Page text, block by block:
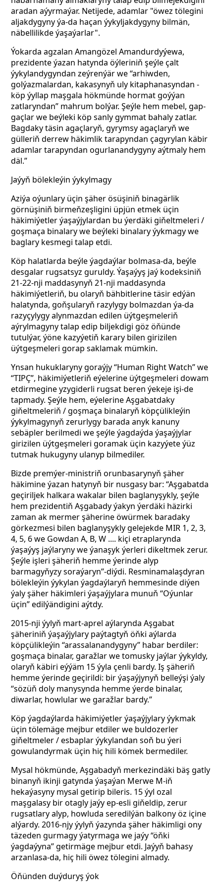
aradan aýyrmaýar. Netijede, adamlar "öwez tölegini
aljakdygyny ýa-da haçan ýykyljakdygyny bilmän,
näbellilikde ýaşaýarlar".
Ýokarda agzalan Amangözel Amandurdyýewa,
prezidente ýazan hatynda öýleriniň şeýle çalt
ýykylandygyndan zeýrenýär we “arhiwden,
golýazmalardan, kakasynyň uly kitaphanasyndan -
köp ýyllap maşgala hökmünde hormat goýýan
zatlaryndan” mahrum bolýar. Şeýle hem mebel, gap-
gaçlar we beýleki köp sanly gymmat bahaly zatlar.
Bagdaky täsin agaçlaryň, gyrymsy agaçlaryň we
gülleriň derrew häkimlik tarapyndan çagyrylan käbir
adamlar tarapyndan ogurlanandygyny aýtmaly hem
däl.”
Jaýyň bölekleýin ýykylmagy
Aziýa oýunlary üçin şäher ösüşiniň binagärlik
görnüşiniň birmeňzeşligini üpjün etmek üçin
häkimiýetler ýaşaýjylardan bu ýerdäki giňeltmeleri /
goşmaça binalary we beýleki binalary ýykmagy we
baglary kesmegi talap etdi.
Köp halatlarda beýle ýagdaýlar bolmasa-da, beýle
desgalar rugsatsyz guruldy. Ýaşaýyş jaý kodeksiniň
21-22-nji maddasynyň 21-nji maddasynda
häkimiýetleriň, bu olaryň bähbitlerine täsir edýän
halatynda, goňşularyň razylygy bolmazdan ýa-da
razyçylygy alynmazdan edilen üýtgeşmeleriň
aýrylmagyny talap edip biljekdigi göz öňünde
tutulýar, ýöne kazyýetiň karary bilen girizilen
üýtgeşmeleri gorap saklamak mümkin.
Ynsan hukuklaryny goraýjy “Human Right Watch” we
“TIPÇ”, häkimiýetleriň eýelerine üýtgeşmeleri dowam
etdirmegine yzygiderli rugsat beren ýekeje işi-de
tapmady. Şeýle hem, eýelerine Aşgabatdaky
giňeltmeleriň / goşmaça binalaryň köpçülikleýin
ýykylmagynyň zerurlygy barada anyk kanuny
sebäpler berilmedi we şeýle ýagdaýda ýaşaýjylar
girizilen üýtgeşmeleri goramak üçin kazyýete ýüz
tutmak hukugyny ulanyp bilmediler.
Bizde premýer-ministriň orunbasarynyň şäher
häkimine ýazan hatynyň bir nusgasy bar: “Aşgabatda
geçiriljek halkara wakalar bilen baglanyşykly, şeýle
hem prezidentiň Aşgabady ýakyn ýerdäki häzirki
zaman ak mermer şäherine öwürmek baradaky
görkezmesi bilen baglanyşykly gelejekde MIR 1, 2, 3,
4, 5, 6 we Gowdan A, B, W .... kiçi etraplarynda
ýaşaýyş jaýlaryny we ýanaşyk ýerleri dikeltmek zerur.
Şeýle işleri şäheriň hemme ýerinde alyp
barmagyňyzy soraýaryn”-diýdi. Resminamalaşdyran
bölekleýin ýykylan ýagdaýlaryň hemmesinde diýen
ýaly şäher häkimleri ýaşaýjylara munuň “Oýunlar
üçin” edilýändigini aýtdy.
2015-nji ýylyň mart-aprel aýlarynda Aşgabat
şäheriniň ýaşaýjylary paýtagtyň öňki aýlarda
köpçülikleýin “arassalanandygyny” habar berdiler:
goşmaça binalar, garažlar we tomusky jaýlar ýykyldy,
olaryň käbiri eýýäm 15 ýyla çenli bardy. Iş şäheriň
hemme ýerinde geçirildi: bir ýaşaýjynyň belleýşi ýaly
“sözüň doly manysynda hemme ýerde binalar,
diwarlar, howlular we garažlar bardy.”
Köp ýagdaýlarda häkimiýetler ýaşaýjylary ýykmak
üçin tölemäge mejbur etdiler we buldozerler
giňeltmeler / esbaplar ýykylandan soň bu ýeri
gowulandyrmak üçin hiç hili kömek bermediler.
Mysal hökmünde, Aşgabadyň merkezindäki bäş gatly
binanyň ikinji gatynda ýaşaýan Merwe M-iň
hekaýasyny mysal getirip bileris. 15 ýyl ozal
maşgalasy bir otagly jaýy ep-esli giňeldip, zerur
rugsatlary alyp, howluda seredilýän balkony öz içine
alýardy. 2016-njy ýylyň ýazynda şäher häkimligi ony
täzeden gurmagy ýatyrmaga we jaýy “öňki
ýagdaýyna” getirmäge mejbur etdi. Jaýyň bahasy
arzanlasa-da, hiç hili öwez tölegini almady.
Öňünden duýduryş ýok